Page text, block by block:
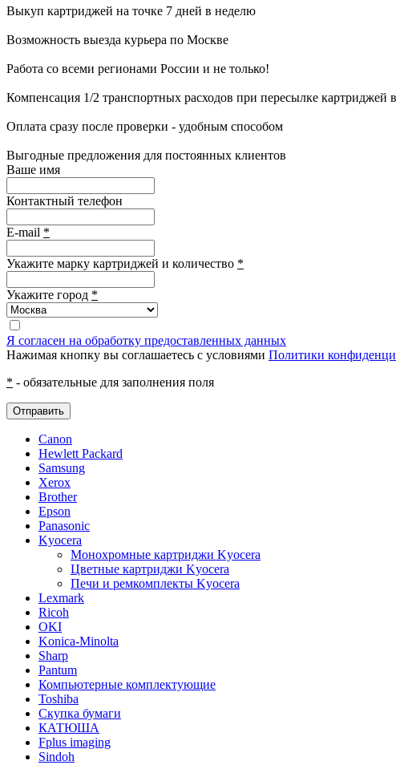
Выкуп картриджей на точке 7 дней в неделю
Возможность выезда курьера по Москве
Работа со всеми регионами России и не только!
Компенсация 1/2 транспортных расходов при пересылке картриджей
Оплата сразу после проверки - удобным способом
Выгодные предложения для постоянных клиентов
Ваше имя
Контактный телефон
E-mail *
Укажите марку картриджей и количество *
Укажите город *
Я согласен на обработку предоставленных данных
Нажимая кнопку вы соглашаетесь с условиями Политики
* - обязательные для заполнения поля
Отправить
Canon
Hewlett Packard
Samsung
Xerox
Brother
Epson
Panasonic
Kyocera
Монохромные картриджи Kyocera
Цветные картриджи Kyocera
Печи и ремкомплекты Kyocera
Lexmark
Ricoh
OKI
Konica-Minolta
Sharp
Pantum
Компьютерные комплектующие
Toshiba
Скупка бумаги
КАТЮША
Fplus imaging
Sindoh